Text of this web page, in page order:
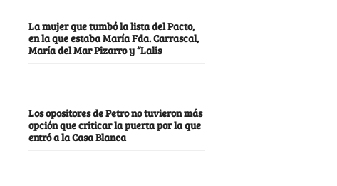
La mujer que tumbó la lista del Pacto,
en la que estaba María Fda. Carrascal,
María del Mar Pizarro y “Lalis
Los opositores de Petro no tuvieron más
opción que criticar la puerta por la que
entró a la Casa Blanca